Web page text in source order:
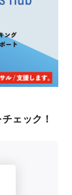
ェック！